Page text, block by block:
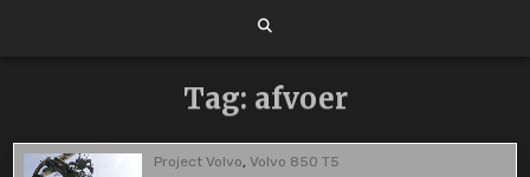
Tag: afvoer
Project Volvo,Volvo 850 T5